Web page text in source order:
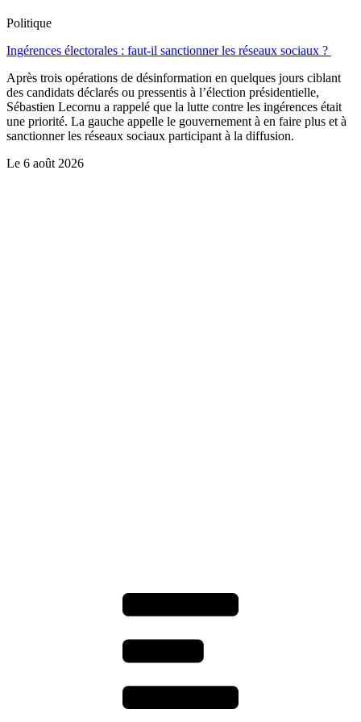
Politique
Ingérences électorales : faut-il sanctionner les réseaux sociaux ?
Après trois opérations de désinformation en quelques jours ciblant
des candidats déclarés ou pressentis à l’élection présidentielle,
Sébastien Lecornu a rappelé que la lutte contre les ingérences était
une priorité. La gauche appelle le gouvernement à en faire plus et à
sanctionner les réseaux sociaux participant à la diffusion.
Le 6 août 2026